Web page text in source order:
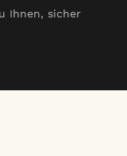
Ihnen, sicher